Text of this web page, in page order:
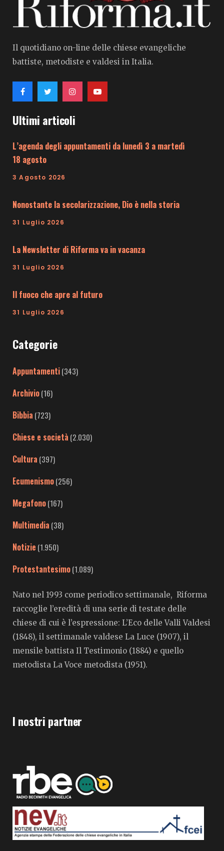
Il quotidiano on-line delle chiese evangeliche
battiste, metodiste e valdesi in Italia.
Ultimi articoli
L’agenda degli appuntamenti da lunedì 3 a martedì
18 agosto
3 Agosto 2026
Nonostante la secolarizzazione, Dio è nella storia
31 Luglio 2026
La Newsletter di Riforma va in vacanza
31 Luglio 2026
Il fuoco che apre al futuro
31 Luglio 2026
Categorie
Appuntamenti(343)
Archivio(16)
Bibbia (723)
Chiese e società (2.030)
Cultura (397)
Ecumenismo(256)
Megafono(167)
Multimedia (38)
Notizie (1.950)
Protestantesimo(1.089)
Nato nel 1993 come periodico settimanale, Riforma
raccoglie l’eredità di una serie di testate delle
chiese di cui è l’espressione: L’Eco delle Valli Valdesi
(1848), il settimanale valdese La Luce (1907), il
mensile battista Il Testimonio (1884) e quello
metodista La Voce metodista (1951).
I nostri partner